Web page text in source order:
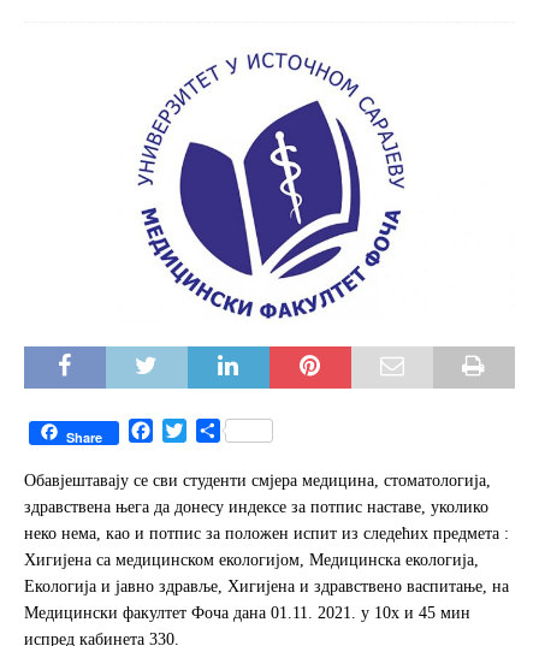
Share
c
e
b
o
k
i
t
t
S
a
r
e
Обавјештавају се сви студенти смјера медицина, стоматологија,
здравствена њега да донесу индексе за потпис наставе, уколико
неко нема, као и потпис за положен испит из следећих предмета :
Хигијена са медицинском екологијом, Медицинска екологија,
Екологија и јавно здравље, Хигијена и здравствено васпитање, на
Медицински факултет Фоча дана 01.11. 2021. у 10х и 45 мин
испред кабинета 330.